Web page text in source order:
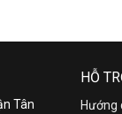
Tân
HỖ
Hướng